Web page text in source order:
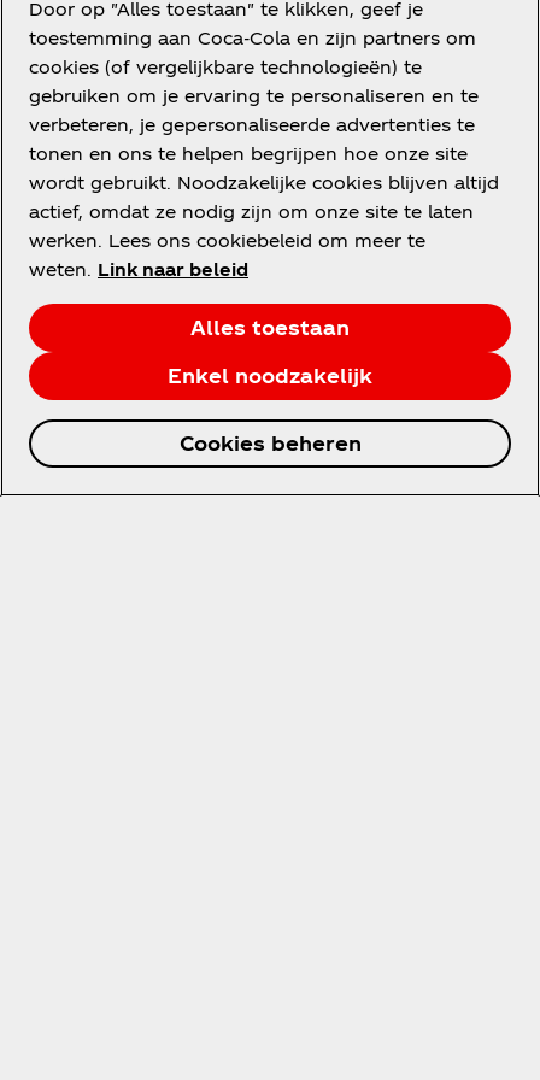
Houd mij op de hoogte
Nederland
Over ons
Hulp nodig?
Door op "Alles toestaan" te klikken, geef je
toestemming aan Coca‑Cola en zijn partners om
cookies (of vergelijkbare technologieën) te
gebruiken om je ervaring te personaliseren en te
verbeteren, je gepersonaliseerde advertenties te
tonen en ons te helpen begrijpen hoe onze site
wordt gebruikt. Noodzakelijke cookies blijven altijd
actief, omdat ze nodig zijn om onze site te laten
werken. Lees ons cookiebeleid om meer te
weten. Link naar beleid
Alles toestaan
Enkel noodzakelijk
Cookies beheren